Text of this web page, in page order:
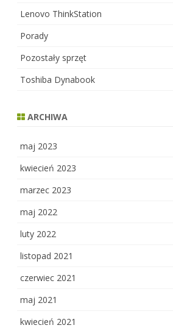
Lenovo ThinkStation
Porady
Pozostały sprzęt
Toshiba Dynabook
ARCHIWA
maj 2023
kwiecień 2023
marzec 2023
maj 2022
luty 2022
listopad 2021
czerwiec 2021
maj 2021
kwiecień 2021